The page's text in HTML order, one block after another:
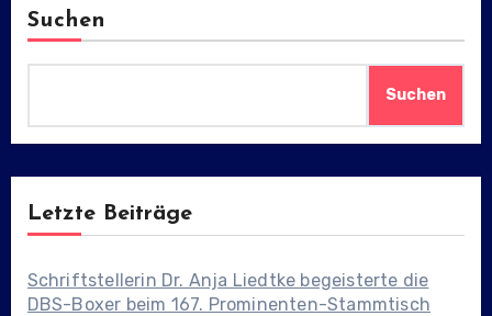
Suchen
Suchen
Letzte Beiträge
Schriftstellerin Dr. Anja Liedtke begeisterte die
DBS-Boxer beim 167. Prominenten-Stammtisch